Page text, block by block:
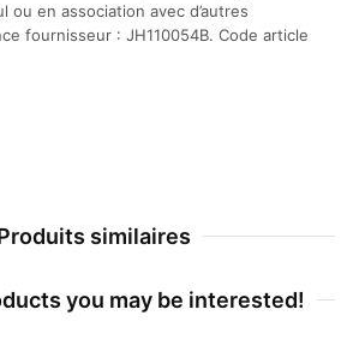
ou en association avec d’autres
fournisseur : JH110054B. Code article
similaires
you may be interested!